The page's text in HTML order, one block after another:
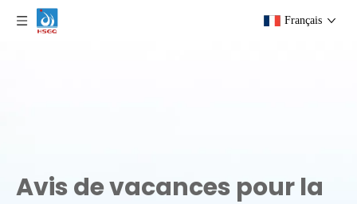
Français
Avis de vacances pour la